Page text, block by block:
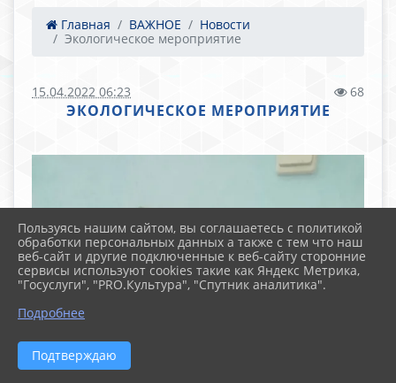
Главная ВАЖНОЕ
Новости
Экологическое мероприятие
15.04.2022 06:23 68
ЭКОЛОГИЧЕСКОЕ МЕРОПРИЯТИЕ
Пользуясь нашим сайтом, вы соглашаетесь с политикой
обработки персональных данных а также с тем что наш
веб-сайт и другие подключенные к веб-сайту сторонние
сервисы используют cookies такие как Яндекс Метрика,
"Госуслуги", "PRO.Культура", "Спутник аналитика".
Подробнее
Подтверждаю